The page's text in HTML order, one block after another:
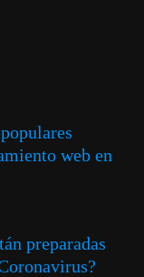
web en
preparadas